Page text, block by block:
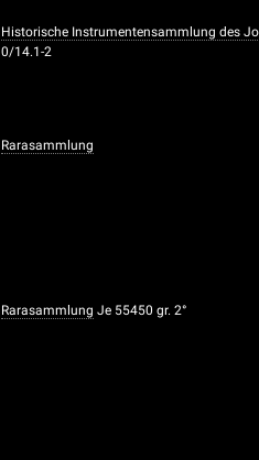
Historische Instrumentensammlung des
0/14.1-2
Rarasammlung
Rarasammlung Je 55450 gr. 2°